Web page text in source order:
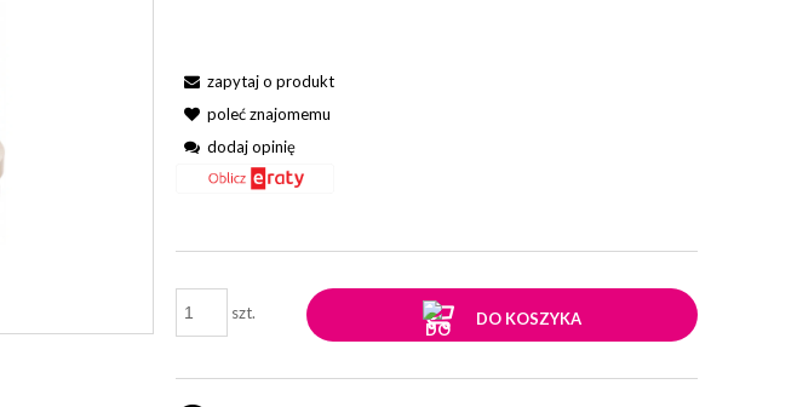
zapytaj o produkt
poleć znajomemu
dodaj opinię
szt. DO KOSZYKA